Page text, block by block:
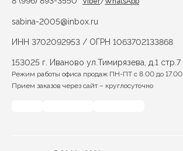
sabina-2005@inbox.ru
ИНН 3702092953 / ОГРН 1063702133868
153025 г. Иваново ул.Тимирязева, д.1 стр.7
Режим работы офиса продаж ПН-ПТ с 8.00 до 17.00
Прием заказов через сайт – круглосуточно